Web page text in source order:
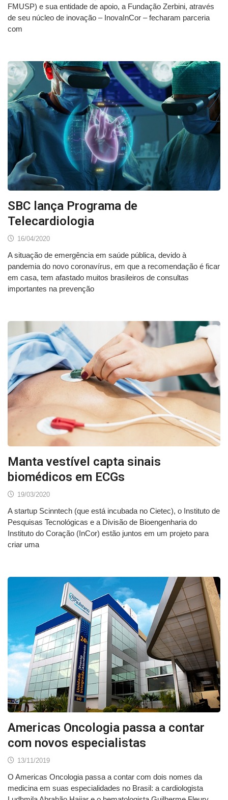
FMUSP) e sua entidade de apoio, a Fundação Zerbini, através
de seu núcleo de inovação – InovaInCor – fecharam parceria
com
SBC lança Programa de
Telecardiologia
16/04/2020
A situação de emergência em saúde pública, devido à
pandemia do novo coronavírus, em que a recomendação é ficar
em casa, tem afastado muitos brasileiros de consultas
importantes na prevenção
Manta vestível capta sinais
biomédicos em ECGs
19/03/2020
A startup Scinntech (que está incubada no Cietec), o Instituto de
Pesquisas Tecnológicas e a Divisão de Bioengenharia do
Instituto do Coração (InCor) estão juntos em um projeto para
criar uma
Americas Oncologia passa a contar
com novos especialistas
13/11/2019
O Americas Oncologia passa a contar com dois nomes da
medicina em suas especialidades no Brasil: a cardiologista